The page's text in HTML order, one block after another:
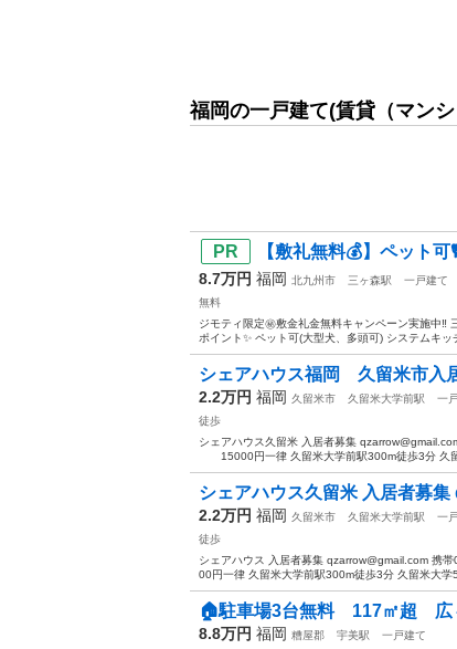
福岡の一戸建て(賃貸（マン
【敷礼無料💰】ペット
8.7万円 福岡 北九州市 三ヶ森駅
一戸建て
無料
ジモティ限定㊙️敷金礼金無料キャンペーン実施中‼️
ポイント✨ ペット可(大型犬、多頭可) システムキ
シェアハウス福岡 久留米市入
2.2万円 福岡 久留米市 久留米大学前駅
一
徒歩
シェアハウス久留米 入居者募集
15000円一律 久留米大学前駅300m徒歩3分 久留
シェアハウス久留米 入居者募
2.2万円 福岡 久留米市 久留米大学前駅
一
徒歩
シェアハウス 入居者募集
00円一律 久留米大学前駅300m徒歩3分 久留米大学
🏠駐車場3台無料 117㎡超 広
8.8万円 福岡 糟屋郡 宇美駅
一戸建て